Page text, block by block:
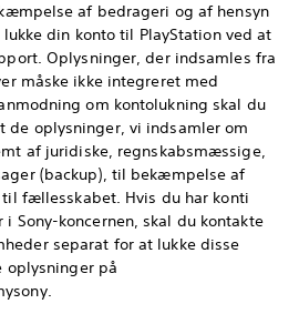
af bedrageri og af hensyn
din konto til PlayStation ved at
Oplysninger, der indsamles fra
måske ikke integreret med
om kontolukning skal du
oplysninger, vi indsamler om
af juridiske, regnskabsmæssige,
(backup), til bekæmpelse af
fællesskabet. Hvis du har konti
i Sony-koncernen, skal du kontakte
separat for at lukke disse
oplysninger på